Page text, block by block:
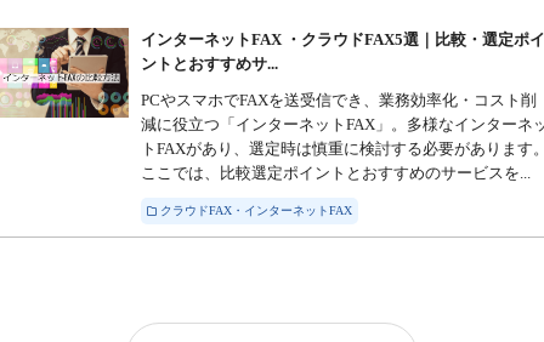
インターネットFAX ・クラウドFAX5選｜比較・選定ポ
ントとおすすめサ...
PCやスマホでFAXを送受信でき、業務効率化・コスト削
減に役立つ「インターネットFAX」。多様なインターネ
トFAXがあり、選定時は慎重に検討する必要があります
ここでは、比較選定ポイントとおすすめのサービスを...
クラウドFAX・インターネットFAX